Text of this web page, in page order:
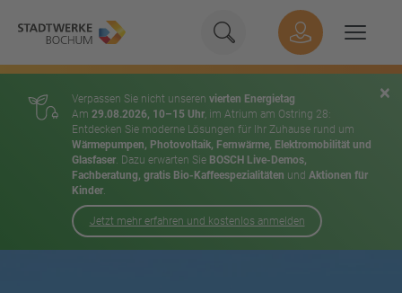
×
Verpassen Sie nicht unseren vierten Energietag
Am 29.08.2026, 10–15 Uhr, im Atrium am Ostring 28:
Entdecken Sie moderne Lösungen für Ihr Zuhause rund um
Wärmepumpen, Photovoltaik, Fernwärme, Elektromobilität und
Glasfaser. Dazu erwarten Sie BOSCH Live-Demos,
Fachberatung, gratis Bio-Kaffeespezialitäten und Aktionen für
Kinder.
Jetzt mehr erfahren und kostenlos anmelden
Geben Sie hier Ihren
Suchen
Hauptnavigation